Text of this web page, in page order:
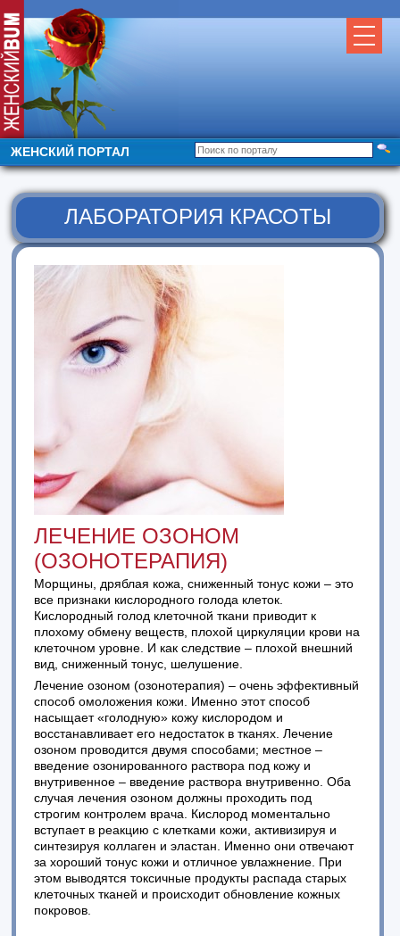
ЖЕНСКИЙ ПОРТАЛ
ЛАБОРАТОРИЯ КРАСОТЫ
ЛЕЧЕНИЕ ОЗОНОМ
(ОЗОНОТЕРАПИЯ)
Морщины, дряблая кожа, сниженный тонус кожи – это
все признаки кислородного голода клеток.
Кислородный голод клеточной ткани приводит к
плохому обмену веществ, плохой циркуляции крови на
клеточном уровне. И как следствие – плохой внешний
вид, сниженный тонус, шелушение.
Лечение озоном (озонотерапия) – очень эффективный
способ омоложения кожи. Именно этот способ
насыщает «голодную» кожу кислородом и
восстанавливает его недостаток в тканях. Лечение
озоном проводится двумя способами; местное –
введение озонированного раствора под кожу и
внутривенное – введение раствора внутривенно. Оба
случая лечения озоном должны проходить под
строгим контролем врача. Кислород моментально
вступает в реакцию с клетками кожи, активизируя и
синтезируя коллаген и эластан. Именно они отвечают
за хороший тонус кожи и отличное увлажнение. При
этом выводятся токсичные продукты распада старых
клеточных тканей и происходит обновление кожных
покровов.